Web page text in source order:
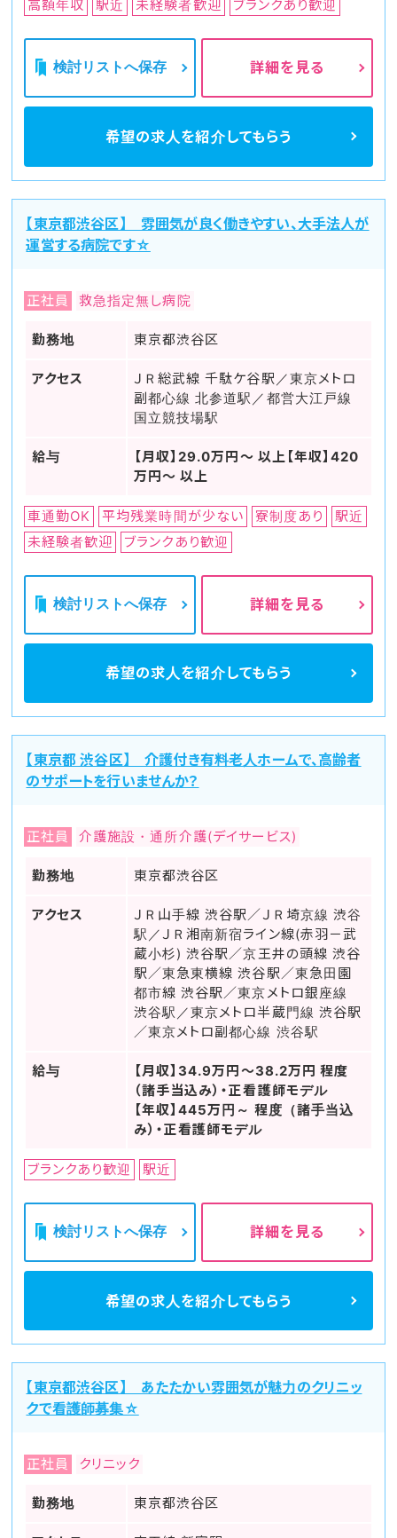
高額年収 駅近 未経験者歓迎 ブランクあり歓迎
検討リストへ保存 詳細を見る
希望の求人を紹介してもらう
【東京都渋谷区】 雰囲気が良く働きやすい、大手法人が
運営する病院です☆
正社員 救急指定無し病院
勤務地 東京都渋谷区
アクセス
ＪＲ総武線 千駄ケ谷駅／東京メトロ
副都心線 北参道駅／都営大江戸線
国立競技場駅
給与
【月収】29.0万円～ 以上【年収】420
万円～ 以上
車通勤OK 平均残業時間が少ない 寮制度あり
駅近
未経験者歓迎
ブランクあり歓迎
検討リストへ保存 詳細を見る
希望の求人を紹介してもらう
【東京都 渋谷区】 介護付き有料老人ホームで、高齢者
のサポートを行いませんか？
正社員 介護施設・通所介護(デイサービス)
勤務地 東京都渋谷区
アクセス
ＪＲ山手線 渋谷駅／ＪＲ埼京線 渋谷
駅／ＪＲ湘南新宿ライン線(赤羽－武
蔵小杉) 渋谷駅／京王井の頭線 渋谷
駅／東急東横線 渋谷駅／東急田園
都市線 渋谷駅／東京メトロ銀座線
渋谷駅／東京メトロ半蔵門線 渋谷駅
／東京メトロ副都心線 渋谷駅
給与
【月収】34.9万円～38.2万円 程度
（諸手当込み）・正看護師モデル
【年収】445万円～ 程度（諸手当込
み）・正看護師モデル
ブランクあり歓迎 駅近
検討リストへ保存 詳細を見る
希望の求人を紹介してもらう
【東京都渋谷区】 あたたかい雰囲気が魅力のクリニッ
クで看護師募集☆
正社員 クリニック
勤務地 東京都渋谷区